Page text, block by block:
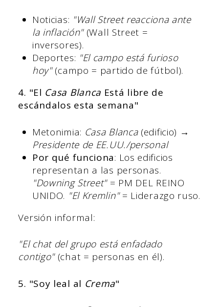
Noticias: "Wall Street reacciona ante
la inflación"(Wall Street =
inversores).
Deportes: "El campo está furioso
hoy"(campo = partido de fútbol).
4. "El Casa Blanca Está libre de
escándalos esta semana"
Metonimia: Casa Blanca(edificio) →
Presidente de EE.UU./personal
Por qué funciona: Los edificios
representan a las personas.
"Downing Street"= PM DEL REINO
UNIDO. "El Kremlin"= Liderazgo ruso.
Versión informal:
"El chat del grupo está enfadado
contigo"(chat = personas en él).
5. "Soy leal al Crema"